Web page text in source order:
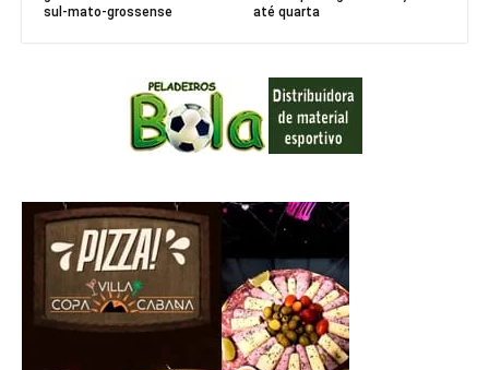
sul-mato-grossense
até quarta